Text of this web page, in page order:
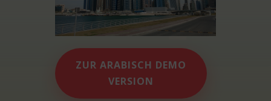
ZUR ARABISCH DEMO
VERSION